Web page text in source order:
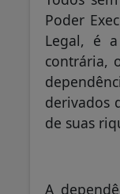
Poder
Legal, é
contrária,
derivados
de suas
A